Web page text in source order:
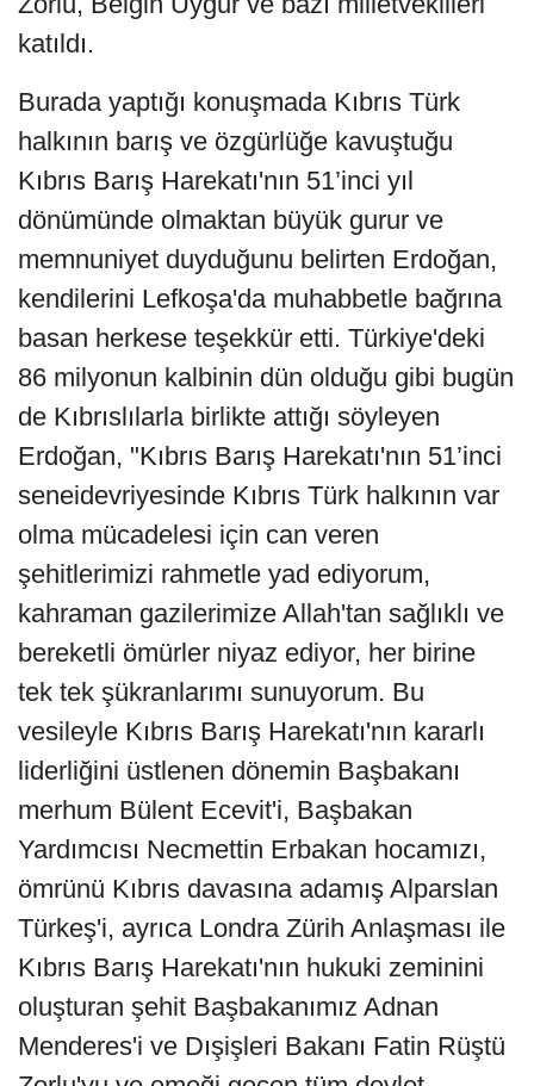
katıldı.
Burada yaptığı konuşmada Kıbrıs Türk
halkının barış ve özgürlüğe kavuştuğu
Kıbrıs Barış Harekatı'nın 51’inci yıl
dönümünde olmaktan büyük gurur ve
memnuniyet duyduğunu belirten Erdoğan,
kendilerini Lefkoşa'da muhabbetle bağrına
basan herkese teşekkür etti. Türkiye'deki
86 milyonun kalbinin dün olduğu gibi bugün
de Kıbrıslılarla birlikte attığı söyleyen
Erdoğan, "Kıbrıs Barış Harekatı'nın 51’inci
seneidevriyesinde Kıbrıs Türk halkının var
olma mücadelesi için can veren
şehitlerimizi rahmetle yad ediyorum,
kahraman gazilerimize Allah'tan sağlıklı ve
bereketli ömürler niyaz ediyor, her birine
tek tek şükranlarımı sunuyorum. Bu
vesileyle Kıbrıs Barış Harekatı'nın kararlı
liderliğini üstlenen dönemin Başbakanı
merhum Bülent Ecevit'i, Başbakan
Yardımcısı Necmettin Erbakan hocamızı,
ömrünü Kıbrıs davasına adamış Alparslan
Türkeş'i, ayrıca Londra Zürih Anlaşması ile
Kıbrıs Barış Harekatı'nın hukuki zeminini
oluşturan şehit Başbakanımız Adnan
Menderes'i ve Dışişleri Bakanı Fatin Rüştü